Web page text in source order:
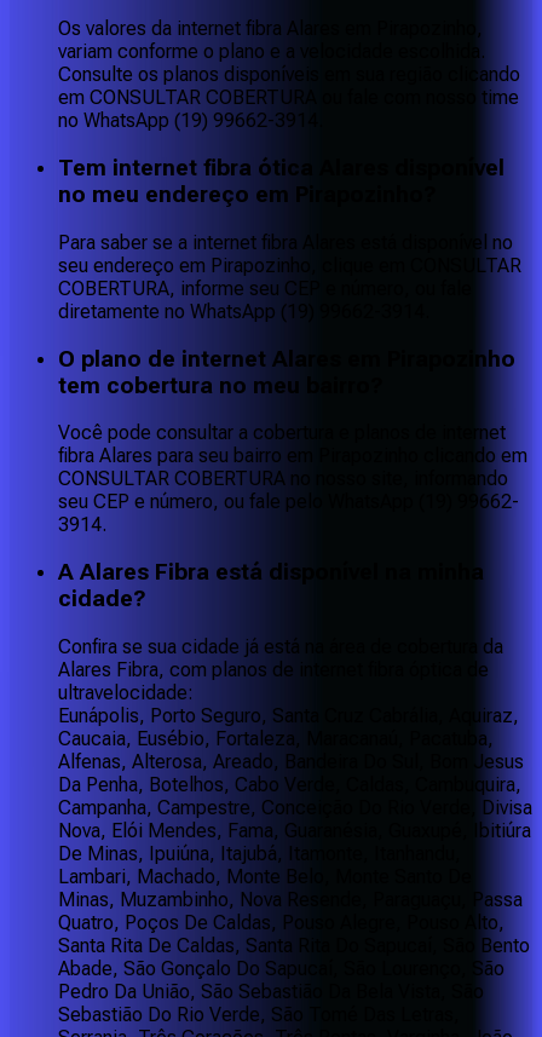
Os valores da internet fibra Alares em Pirapozinho,
variam conforme o plano e a velocidade escolhida.
Consulte os planos disponíveis em sua região clicando
em CONSULTAR COBERTURA ou fale com nosso time
no WhatsApp (19) 99662-3914.
Tem internet fibra ótica Alares disponível
no meu endereço em Pirapozinho?
Para saber se a internet fibra Alares está disponível no
seu endereço em Pirapozinho, clique em CONSULTAR
COBERTURA, informe seu CEP e número, ou fale
diretamente no WhatsApp (19) 99662-3914.
O plano de internet Alares em Pirapozinho
tem cobertura no meu bairro?
Você pode consultar a cobertura e planos de internet
fibra Alares para seu bairro em Pirapozinho clicando em
CONSULTAR COBERTURA no nosso site, informando
seu CEP e número, ou fale pelo WhatsApp (19) 99662-
3914.
A Alares Fibra está disponível na minha
cidade?
Confira se sua cidade já está na área de cobertura da
Alares Fibra, com planos de internet fibra óptica de
ultravelocidade:
Eunápolis, Porto Seguro, Santa Cruz Cabrália, Aquiraz,
Caucaia, Eusébio, Fortaleza, Maracanaú, Pacatuba,
Alfenas, Alterosa, Areado, Bandeira Do Sul, Bom Jesus
Da Penha, Botelhos, Cabo Verde, Caldas, Cambuquira,
Campanha, Campestre, Conceição Do Rio Verde, Divisa
Nova, Elói Mendes, Fama, Guaranésia, Guaxupé, Ibitiúra
De Minas, Ipuiúna, Itajubá, Itamonte, Itanhandu,
Lambari, Machado, Monte Belo, Monte Santo De
Minas, Muzambinho, Nova Resende, Paraguaçu, Passa
Quatro, Poços De Caldas, Pouso Alegre, Pouso Alto,
Santa Rita De Caldas, Santa Rita Do Sapucaí, São Bento
Abade, São Gonçalo Do Sapucaí, São Lourenço, São
Pedro Da União, São Sebastião Da Bela Vista, São
Sebastião Do Rio Verde, São Tomé Das Letras,